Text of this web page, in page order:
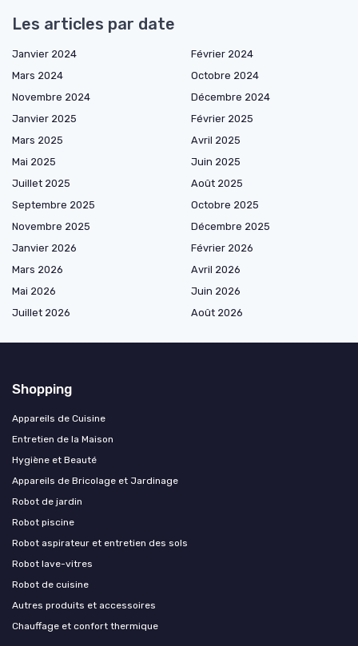
Les articles par date
Janvier 2024
Février 2024
Mars 2024
Octobre 2024
Novembre 2024
Décembre 2024
Janvier 2025
Février 2025
Mars 2025
Avril 2025
Mai 2025
Juin 2025
Juillet 2025
Août 2025
Septembre 2025
Octobre 2025
Novembre 2025
Décembre 2025
Janvier 2026
Février 2026
Mars 2026
Avril 2026
Mai 2026
Juin 2026
Juillet 2026
Août 2026
Shopping
Appareils de Cuisine
Entretien de la Maison
Hygiène et Beauté
Appareils de Bricolage et Jardinage
Robot de jardin
Robot piscine
Robot aspirateur et entretien des sols
Robot lave-vitres
Robot de cuisine
Autres produits et accessoires
Chauffage et confort thermique